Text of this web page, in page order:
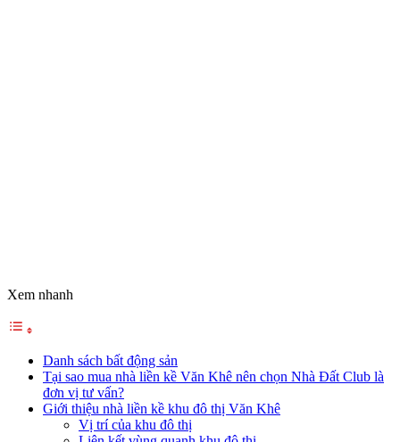
Xem nhanh
Danh sách bất động sản
Tại sao mua nhà liền kề Văn Khê nên chọn Nhà Đất Club là
đơn vị tư vấn?
Giới thiệu nhà liền kề khu đô thị Văn Khê
Vị trí của khu đô thị